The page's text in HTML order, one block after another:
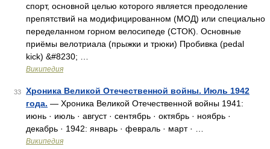
спорт, основной целью которого является преодоление
препятствий на модифицированном (МОД) или специально
переделанном горном велосипеде (СТОК). Основные
приёмы велотриала (прыжки и трюки) Пробивка (pedal
kick) &#8230; …
Википедия
33
Хроника Великой Отечественной войны. Июль 1942
года. — Хроника Великой Отечественной войны 1941:
июнь · июль · август · сентябрь · октябрь · ноябрь ·
декабрь · 1942: январь · февраль · март · …
Википедия